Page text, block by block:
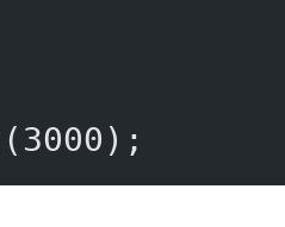
(3000 );